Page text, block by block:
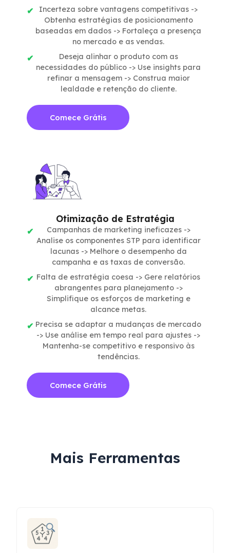
Incerteza sobre vantagens competitivas ->
Obtenha estratégias de posicionamento
baseadas em dados -> Fortaleça a presença
no mercado e as vendas.
Deseja alinhar o produto com as
necessidades do público -> Use insights para
refinar a mensagem -> Construa maior
lealdade e retenção do cliente.
Comece Grátis
Otimização de Estratégia
Campanhas de marketing ineficazes ->
Analise os componentes STP para identificar
lacunas -> Melhore o desempenho da
campanha e as taxas de conversão.
Falta de estratégia coesa -> Gere relatórios
abrangentes para planejamento ->
Simplifique os esforços de marketing e
alcance metas.
Precisa se adaptar a mudanças de mercado
-> Use análise em tempo real para ajustes ->
Mantenha-se competitivo e responsivo às
tendências.
Comece Grátis
Mais Ferramentas